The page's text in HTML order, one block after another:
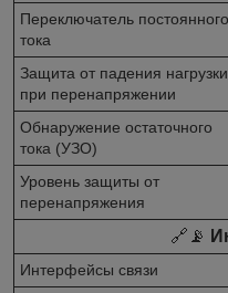
Переключатель постоянного
тока
Защита от падения нагрузки
при перенапряжении
Обнаружение остаточного
тока (УЗО)
Уровень защиты от
перенапряжения
🔗📡
Интерфейсы связи